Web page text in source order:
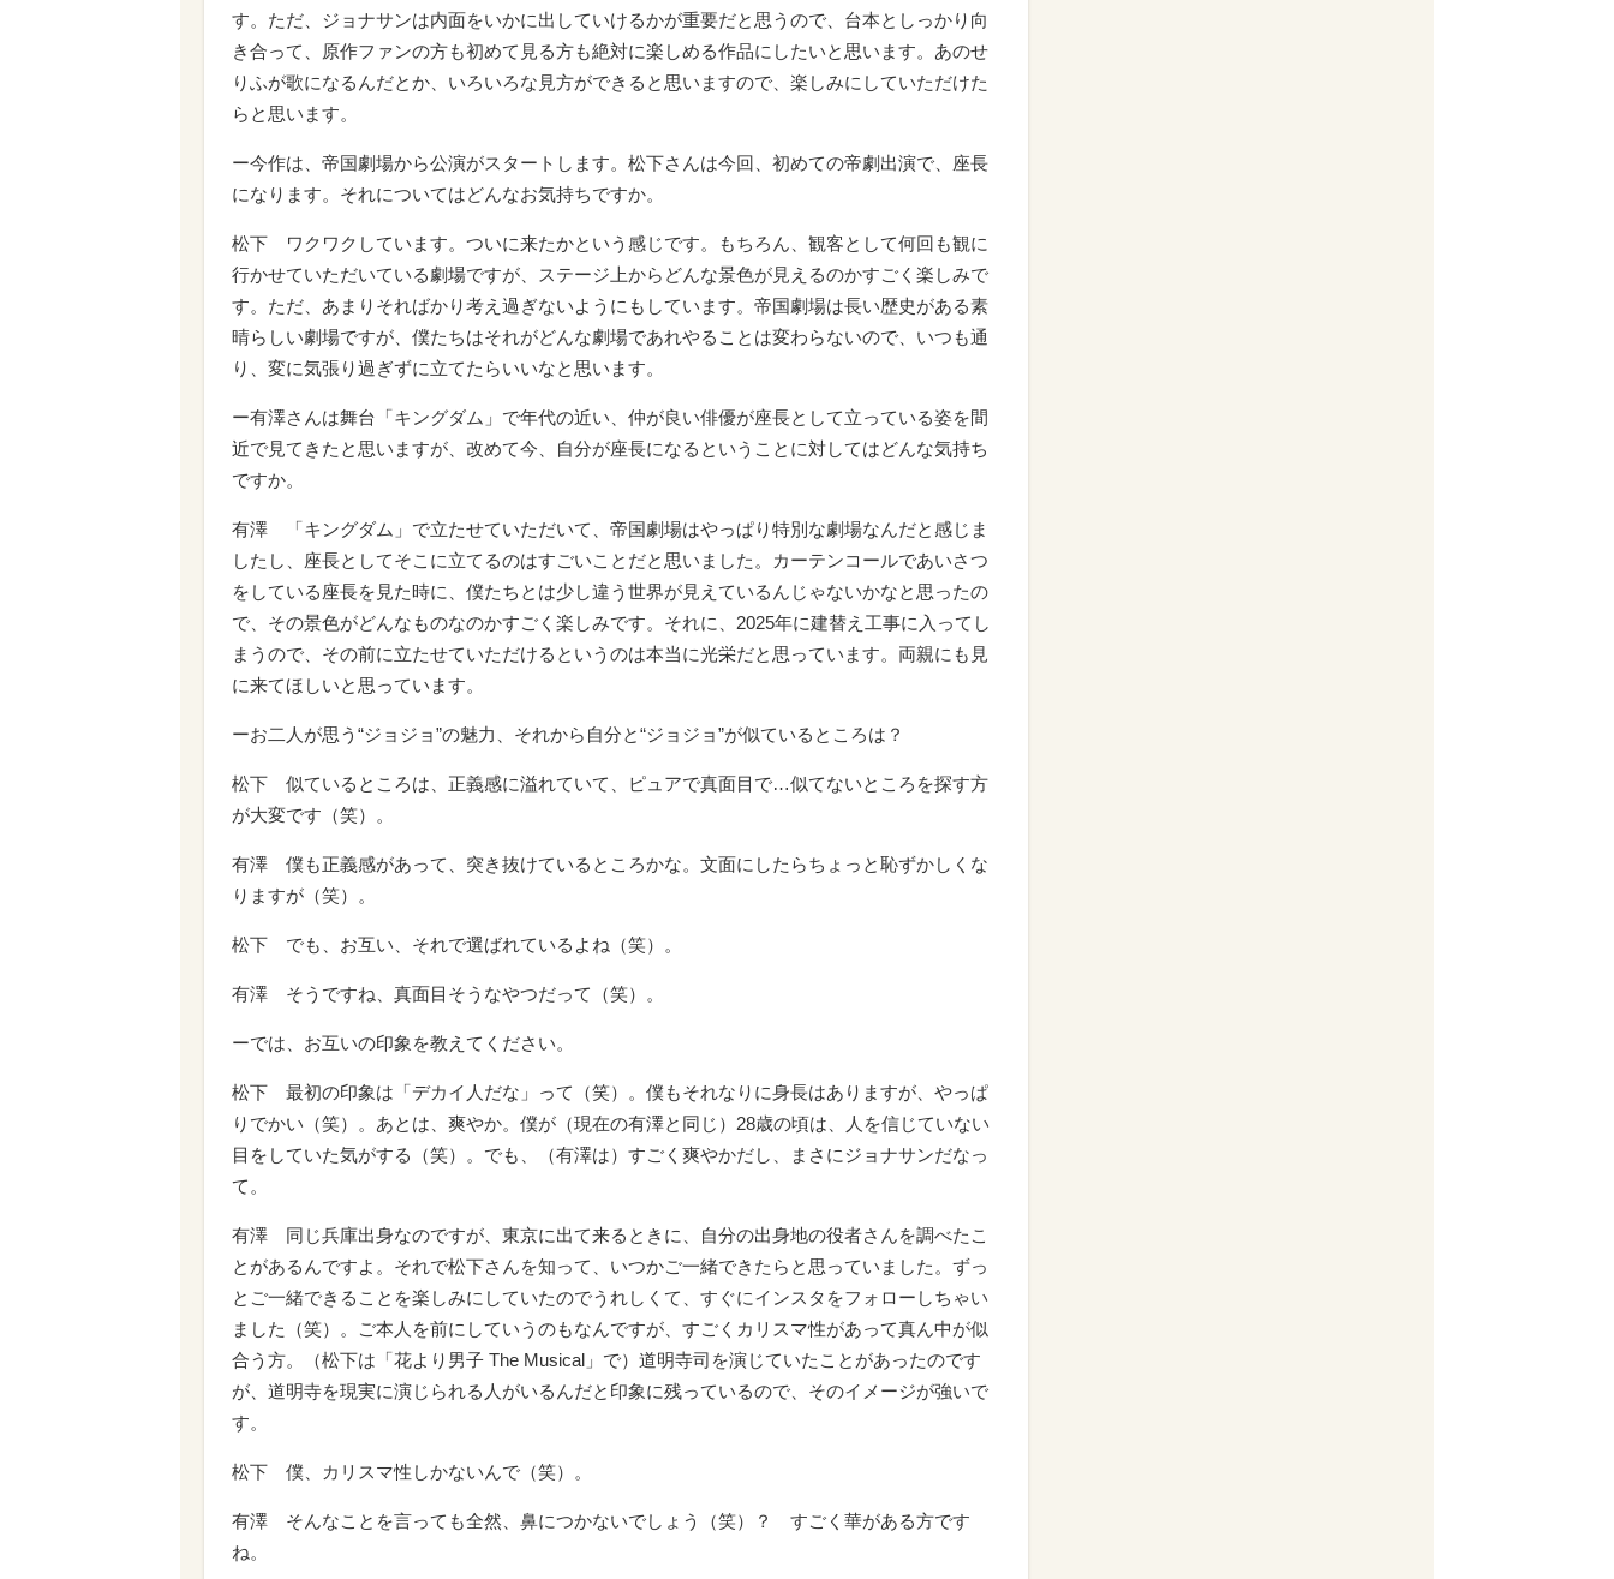
す。ただ、ジョナサンは内面をいかに出していけるかが重要だと思うので、台本としっかり向
き合って、原作ファンの方も初めて見る方も絶対に楽しめる作品にしたいと思います。あのせ
りふが歌になるんだとか、いろいろな見方ができると思いますので、楽しみにしていただけた
らと思います。
ー今作は、帝国劇場から公演がスタートします。松下さんは今回、初めての帝劇出演で、座長
になります。それについてはどんなお気持ちですか。
松下 ワクワクしています。ついに来たかという感じです。もちろん、観客として何回も観に
行かせていただいている劇場ですが、ステージ上からどんな景色が見えるのかすごく楽しみで
す。ただ、あまりそればかり考え過ぎないようにもしています。帝国劇場は長い歴史がある素
晴らしい劇場ですが、僕たちはそれがどんな劇場であれやることは変わらないので、いつも通
り、変に気張り過ぎずに立てたらいいなと思います。
ー有澤さんは舞台「キングダム」で年代の近い、仲が良い俳優が座長として立っている姿を間
近で見てきたと思いますが、改めて今、自分が座長になるということに対してはどんな気持ち
ですか。
有澤 「キングダム」で立たせていただいて、帝国劇場はやっぱり特別な劇場なんだと感じま
したし、座長としてそこに立てるのはすごいことだと思いました。カーテンコールであいさつ
をしている座長を見た時に、僕たちとは少し違う世界が見えているんじゃないかなと思ったの
で、その景色がどんなものなのかすごく楽しみです。それに、2025年に建替え工事に入ってし
まうので、その前に立たせていただけるというのは本当に光栄だと思っています。両親にも見
に来てほしいと思っています。
ーお二人が思う“ジョジョ”の魅力、それから自分と“ジョジョ”が似ているところは？
松下 似ているところは、正義感に溢れていて、ピュアで真面目で…似てないところを探す方
が大変です（笑）。
有澤 僕も正義感があって、突き抜けているところかな。文面にしたらちょっと恥ずかしくな
りますが（笑）。
松下 でも、お互い、それで選ばれているよね（笑）。
有澤 そうですね、真面目そうなやつだって（笑）。
ーでは、お互いの印象を教えてください。
松下 最初の印象は「デカイ人だな」って（笑）。僕もそれなりに身長はありますが、やっぱ
りでかい（笑）。あとは、爽やか。僕が（現在の有澤と同じ）28歳の頃は、人を信じていない
目をしていた気がする（笑）。でも、（有澤は）すごく爽やかだし、まさにジョナサンだなっ
て。
有澤 同じ兵庫出身なのですが、東京に出て来るときに、自分の出身地の役者さんを調べたこ
とがあるんですよ。それで松下さんを知って、いつかご一緒できたらと思っていました。ずっ
とご一緒できることを楽しみにしていたのでうれしくて、すぐにインスタをフォローしちゃい
ました（笑）。ご本人を前にしていうのもなんですが、すごくカリスマ性があって真ん中が似
合う方。（松下は「花より男子 The Musical」で）道明寺司を演じていたことがあったのです
が、道明寺を現実に演じられる人がいるんだと印象に残っているので、そのイメージが強いで
す。
松下 僕、カリスマ性しかないんで（笑）。
有澤 そんなことを言っても全然、鼻につかないでしょう（笑）？ すごく華がある方です
ね。